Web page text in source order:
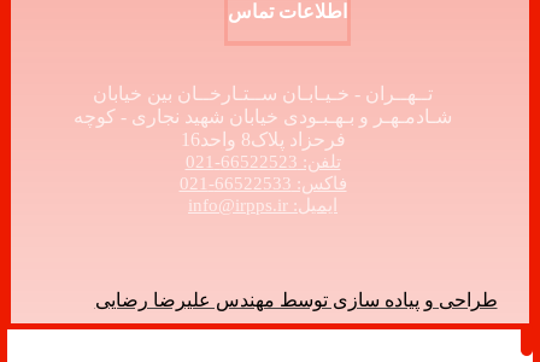
اطلاعات تماس
تــهــران - خـیـابـان ســتـارخــان بین خیابان
شـادمـهـر و بـهـبـودی خیابان شهید نجاری - کوچه
فرحزاد پلاک8 واحد16
تلفن: 66522523-021
فاکس: 66522533-021
ایمیل: info@irpps.ir
طراحی و پیاده سازی توسط مهندس علیرضا رضایی